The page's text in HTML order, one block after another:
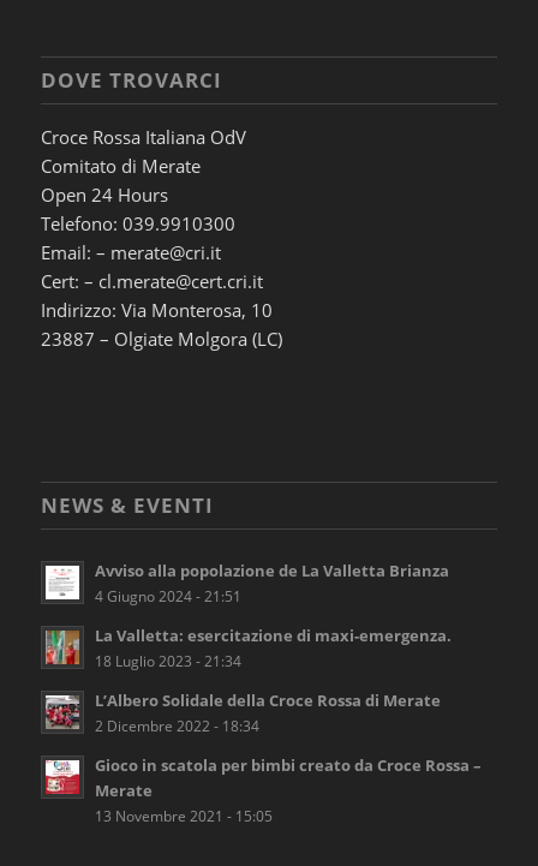
DOVE TROVARCI
Croce Rossa Italiana OdV
Comitato di Merate
Open 24 Hours
Telefono: 039.9910300
Email: – merate@cri.it
Cert: – cl.merate@cert.cri.it
Indirizzo: Via Monterosa, 10
23887 – Olgiate Molgora (LC)
NEWS & EVENTI
Avviso alla popolazione de La Valletta Brianza
4 Giugno 2024 - 21:51
La Valletta: esercitazione di maxi-emergenza.
18 Luglio 2023 - 21:34
L’Albero Solidale della Croce Rossa di Merate
2 Dicembre 2022 - 18:34
Gioco in scatola per bimbi creato da Croce Rossa –
Merate
13 Novembre 2021 - 15:05